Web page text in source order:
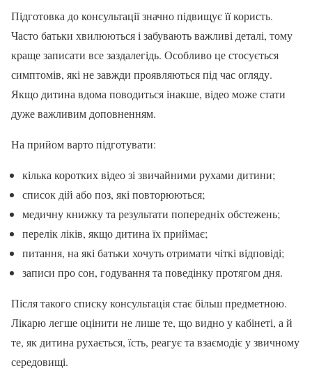
Підготовка до консультації значно підвищує її користь.
Часто батьки хвилюються і забувають важливі деталі, тому
краще записати все заздалегідь. Особливо це стосується
симптомів, які не завжди проявляються під час огляду.
Якщо дитина вдома поводиться інакше, відео може стати
дуже важливим доповненням.
На прийом варто підготувати:
кілька коротких відео зі звичайними рухами дитини;
список дій або поз, які повторюються;
медичну книжку та результати попередніх обстежень;
перелік ліків, якщо дитина їх приймає;
питання, на які батьки хочуть отримати чіткі відповіді;
записи про сон, годування та поведінку протягом дня.
Після такого списку консультація стає більш предметною.
Лікарю легше оцінити не лише те, що видно у кабінеті, а й
те, як дитина рухається, їсть, реагує та взаємодіє у звичному
середовищі.